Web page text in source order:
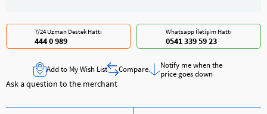
Whatsapp İletişim Hattı
0541 339 59 23
7/24 Uzman Destek Hattı
444 0 989
Add to My Wish List Compare
Notify me when the
price goes down
Ask a question to the merchant